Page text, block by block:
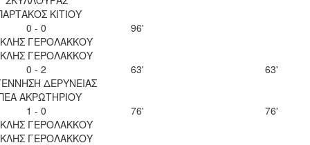
ΚΙΤΙΟΥ
0 - 0
ΓΕΡΟΛΑΚΚΟΥ
96'
ΓΕΡΟΛΑΚΚΟΥ
0 - 2
ΔΕΡΥΝΕΙΑΣ
63'
63'
ΑΚΡΩΤΗΡΙΟΥ
1 - 0
ΓΕΡΟΛΑΚΚΟΥ
76'
76'
ΓΕΡΟΛΑΚΚΟΥ